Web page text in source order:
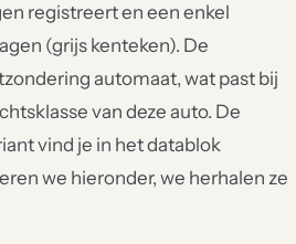
registreert en een enkel
(grijs kenteken). De
automaat, wat past bij
van deze auto. De
vind je in het datablok
we hieronder, we herhalen ze